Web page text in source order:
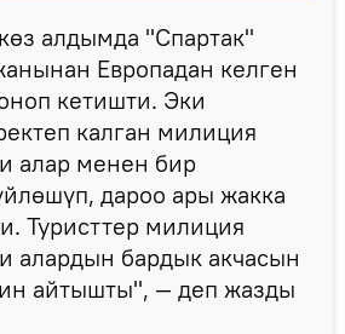
алдымда "Спартак"
Европадан келген
кетишти. Эки
калган милиция
алар менен бир
дароо ары жакка
Туристтер милиция
алардын бардык акчасын
айтышты", — деп жазды